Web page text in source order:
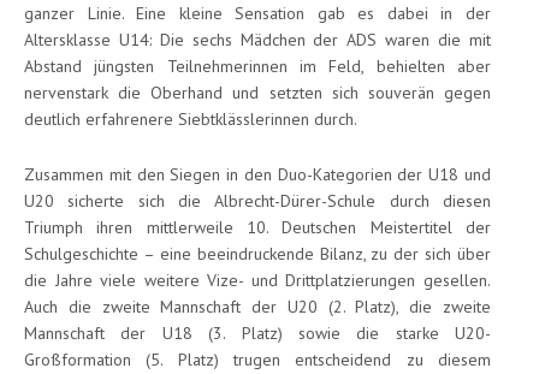
ganzer Linie. Eine kleine Sensation gab es dabei in der
Altersklasse U14: Die sechs Mädchen der ADS waren die mit
Abstand jüngsten Teilnehmerinnen im Feld, behielten aber
nervenstark die Oberhand und setzten sich souverän gegen
deutlich erfahrenere Siebtklässlerinnen durch.
Zusammen mit den Siegen in den Duo-Kategorien der U18 und
U20 sicherte sich die Albrecht-Dürer-Schule durch diesen
Triumph ihren mittlerweile 10. Deutschen Meistertitel der
Schulgeschichte – eine beeindruckende Bilanz, zu der sich über
die Jahre viele weitere Vize- und Drittplatzierungen gesellen.
Auch die zweite Mannschaft der U20 (2. Platz), die zweite
Mannschaft der U18 (3. Platz) sowie die starke U20-
Großformation (5. Platz) trugen entscheidend zu diesem